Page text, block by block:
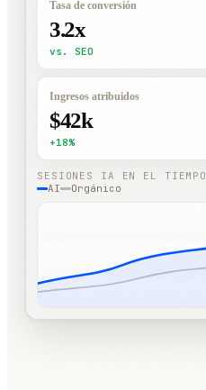
Tasa de conversión
3.2x
vs. SEO
Ingresos atribuidos
$42k
+18%
SESIONES IA EN EL TIEMPO
AI
Orgánico